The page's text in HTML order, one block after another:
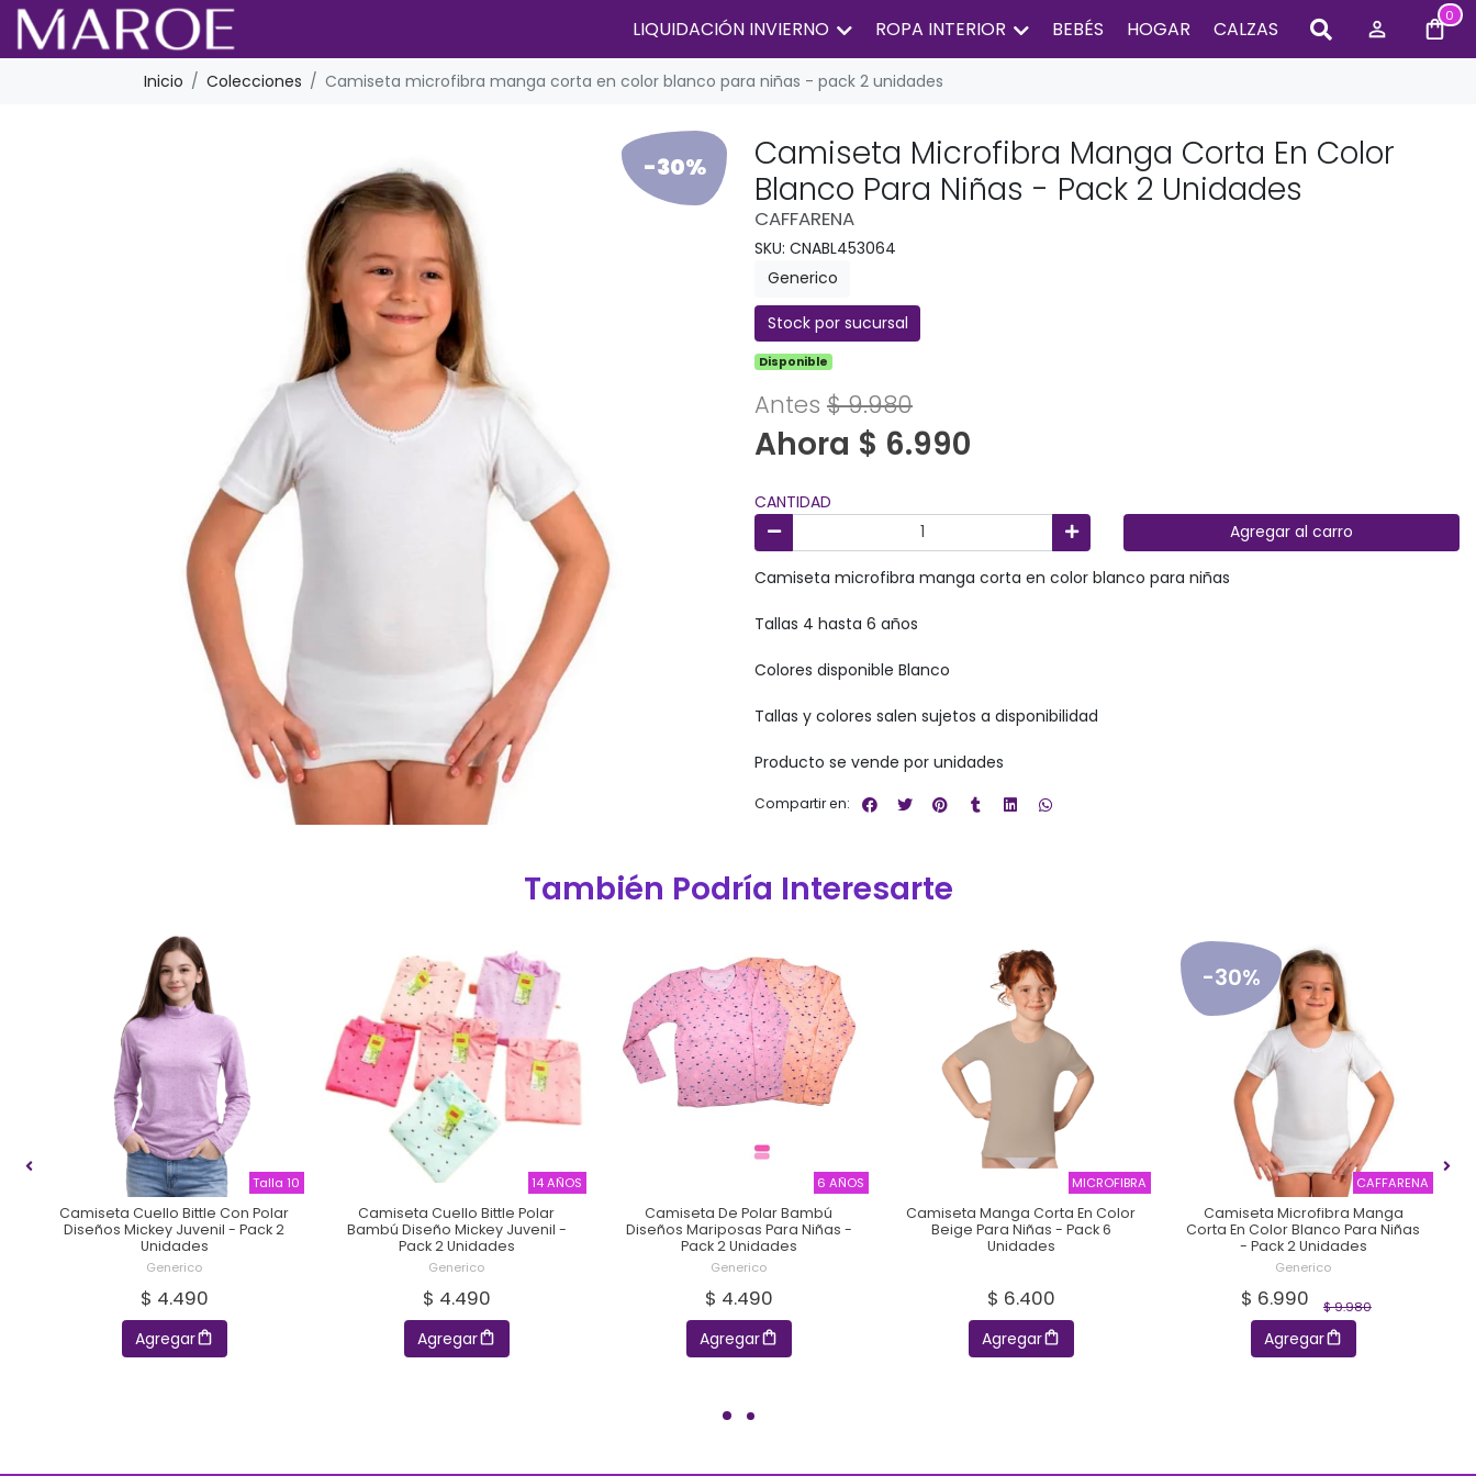
LIQUIDACIÓN INVIERNO ROPA INTERIOR BEBÉS HOGAR CALZAS
0
Inicio Colecciones Camiseta microfibra manga corta en color blanco para niñas - pack 2 unidades
-30%
Camiseta Microfibra Manga Corta En Color
Blanco Para Niñas - Pack 2 Unidades
CAFFARENA
SKU: CNABL453064
Generico
Stock por sucursal
Disponible
Antes $ 9.980
Ahora $ 6.990
CANTIDAD
Agregar al carro
Camiseta microfibra manga corta en color blanco para niñas
Tallas 4 hasta 6 años
Colores disponible Blanco
Tallas y colores salen sujetos a disponibilidad
Producto se vende por unidades
Compartir en:
También Podría Interesarte
Talla 10
Camiseta Cuello Bittle Con Polar
Diseños Mickey Juvenil - Pack 2
Unidades
Generico
$ 4.490
Agregar
14 AÑOS
Camiseta Cuello Bittle Polar
Bambú Diseño Mickey Juvenil -
Pack 2 Unidades
Generico
$ 4.490
Agregar
6 AÑOS
Camiseta De Polar Bambú
Diseños Mariposas Para Niñas -
Pack 2 Unidades
Generico
$ 4.490
Agregar
MICROFIBRA
Camiseta Manga Corta En Color
Beige Para Niñas - Pack 6
Unidades
$ 6.400
Agregar
-30%
CAFFARENA
Camiseta Microfibra Manga
Corta En Color Blanco Para Niñas
- Pack 2 Unidades
Generico
$ 9.980
$ 6.990
Agregar